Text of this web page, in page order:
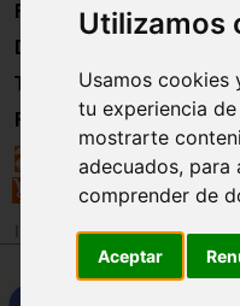
Utilizamos
Usamos cookies
tu experiencia
mostrarte
adecuados,
comprender de
Aceptar
Formación
Directorio
Trabajo
Registro
Revista